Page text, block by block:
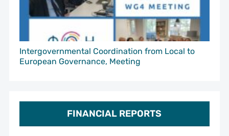
Intergovernmental Coordination from Local to
European Governance, Meeting
FINANCIAL REPORTS